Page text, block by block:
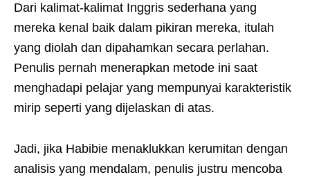
Dari kalimat-kalimat Inggris sederhana yang
mereka kenal baik dalam pikiran mereka, itulah
yang diolah dan dipahamkan secara perlahan.
Penulis pernah menerapkan metode ini saat
menghadapi pelajar yang mempunyai karakteristik
mirip seperti yang dijelaskan di atas.
Jadi, jika Habibie menaklukkan kerumitan dengan
analisis yang mendalam, penulis justru mencoba